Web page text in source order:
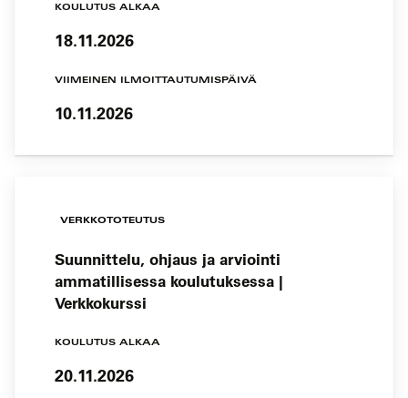
KOULUTUS ALKAA
18.11.2026
VIIMEINEN ILMOITTAUTUMISPÄIVÄ
10.11.2026
VERKKOTOTEUTUS
Suunnittelu, ohjaus ja arviointi
ammatillisessa koulutuksessa |
Verkkokurssi
KOULUTUS ALKAA
20.11.2026